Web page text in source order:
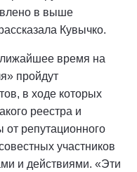
в выше
Кувычко.
время на
пройдут
в ходе которых
реестра и
репутационного
участников
и действиями. «Эти